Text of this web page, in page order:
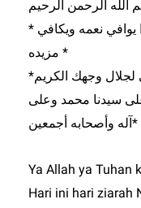
الله الرحمن الرحيم
* الحمـد لله رب العـالمين * حمدا يوافي نعمه ويكافي
مزيده *
*يا ربنا لك الحمد ولك الشكر كما ينبغي لجلال وجهك الكريم
سيدنا محمد وعلى
آله وأصحابه أجمعين*
Ya Allah ya Tuhan
Hari ini hari ziarah